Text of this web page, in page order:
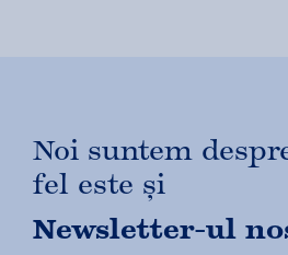
Noi suntem
fel este și
Newsletter-ul